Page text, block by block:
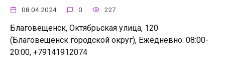
08.04.2024 0 227
Благовещенск, Октябрьская улица, 120
(Благовещенск городской округ), Ежедневно: 08:00-
20:00, +79141912074